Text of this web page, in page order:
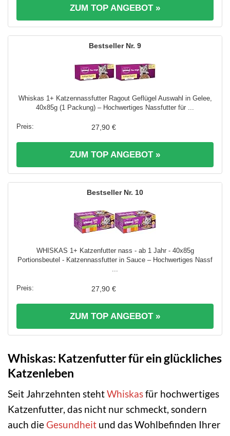
ZUM TOP ANGEBOT »
9
Whiskas 1+ Katzennassfutter Ragout Geflügel Auswahl in Gelee,
40x85g (1 Packung) – Hochwertiges Nassfutter für ...
27,90 €
ZUM TOP ANGEBOT »
10
WHISKAS 1+ Katzenfutter nass - ab 1 Jahr - 40x85g
Portionsbeutel - Katzennassfutter in Sauce – Hochwertiges Nassf
27,90 €
ZUM TOP ANGEBOT »
Whiskas: Katzenfutter für ein glückliches
Katzenleben
Seit Jahrzehnten stehtWhiskasfür hochwertiges
Katzenfutter, das nicht nur schmeckt, sondern
auch die Gesundheit und das Wohlbefinden Ihrer